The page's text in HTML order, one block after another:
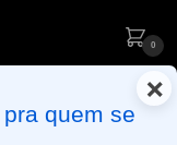
0
A SEX): PEDIDOS
×
quem se